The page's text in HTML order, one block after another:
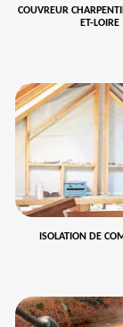
COUVREUR
ET-LOIRE
ISOLATION DE